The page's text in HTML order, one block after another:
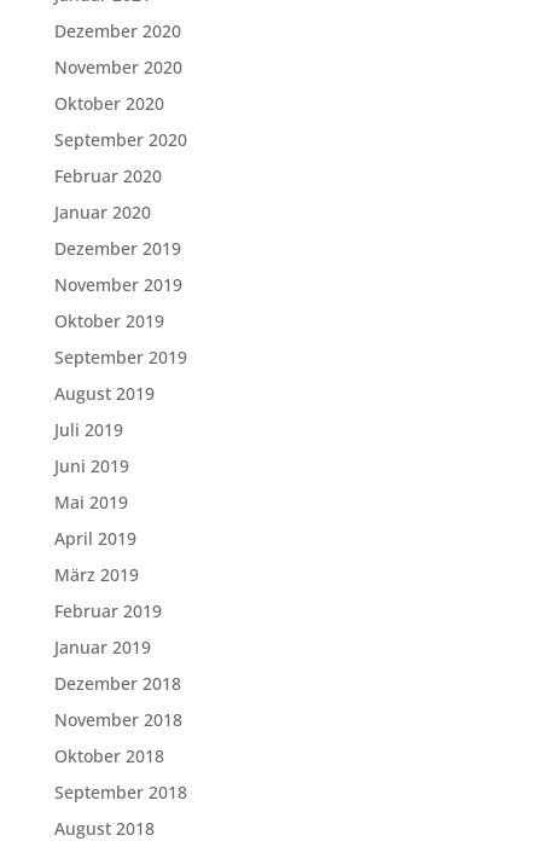
Dezember 2020
November 2020
Oktober 2020
September 2020
Februar 2020
Januar 2020
Dezember 2019
November 2019
Oktober 2019
September 2019
August 2019
Juli 2019
Juni 2019
Mai 2019
April 2019
März 2019
Februar 2019
Januar 2019
Dezember 2018
November 2018
Oktober 2018
September 2018
August 2018